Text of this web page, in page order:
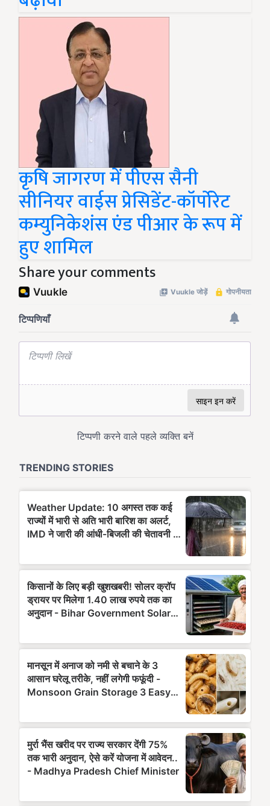
कृषि जागरण में पीएस सैनी
सीनियर वाईस प्रेसिडेंट-कॉर्पोरेट
कम्युनिकेशंस एंड पीआर के रूप में
हुए शामिल
Share your comments